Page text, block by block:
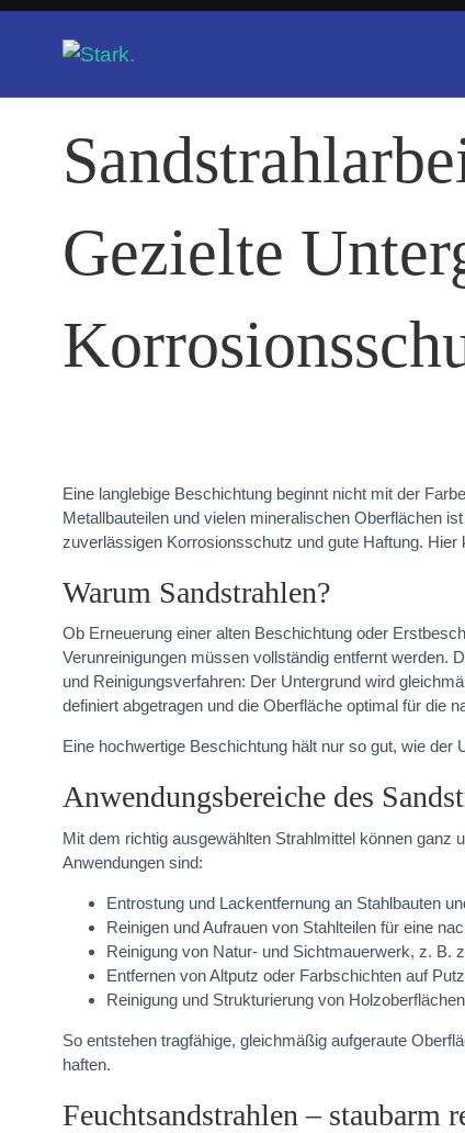
Gezielte
Eine langlebige Beschichtung beginnt nicht mit der
Metallbauteilen und vielen mineralischen Oberflächen
zuverlässigen Korrosionsschutz und gute Haftung. Hier
Warum Sandstrahlen?
Ob Erneuerung einer alten Beschichtung oder
Verunreinigungen müssen vollständig entfernt werden.
und Reinigungsverfahren: Der Untergrund wird
definiert abgetragen und die Oberfläche optimal für die
Eine hochwertige Beschichtung hält nur so gut, wie der
Anwendungsbereiche des
Mit dem richtig ausgewählten Strahlmittel können ganz
Anwendungen sind:
Entrostung und Lackentfernung an Stahlbauten
Reinigen und Aufrauen von Stahlteilen für eine
Reinigung von Natur- und Sichtmauerwerk, z. B.
Entfernen von Altputz oder Farbschichten auf
Reinigung und Strukturierung von
So entstehen tragfähige, gleichmäßig aufgeraute
haften.
Feuchtsandstrahlen – staubarm